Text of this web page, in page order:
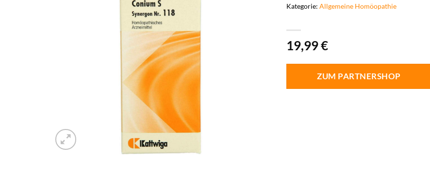
19,99€
ZUM PARTNERSHOP
Kategorie: Allgemeine Homöopathie